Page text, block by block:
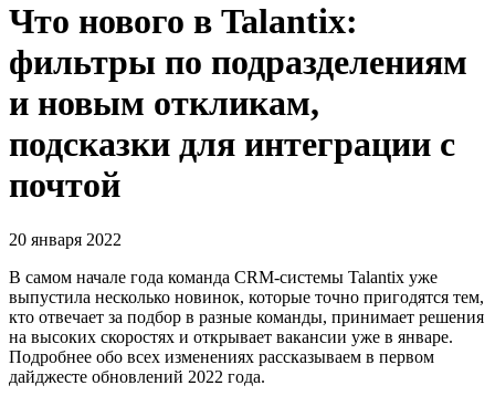
Что нового в Talantix:
фильтры по подразделениям
и новым откликам,
подсказки для интеграции с
почтой
20 января 2022
В самом начале года команда CRM-системы Talantix уже
выпустила несколько новинок, которые точно пригодятся тем,
кто отвечает за подбор в разные команды, принимает решения
на высоких скоростях и открывает вакансии уже в январе.
Подробнее обо всех изменениях рассказываем в первом
дайджесте обновлений 2022 года.